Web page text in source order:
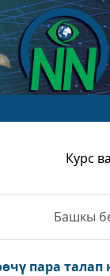
Курс
Башкы
пара